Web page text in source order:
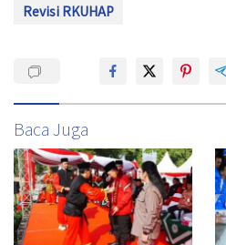
Revisi RKUHAP
Baca Juga